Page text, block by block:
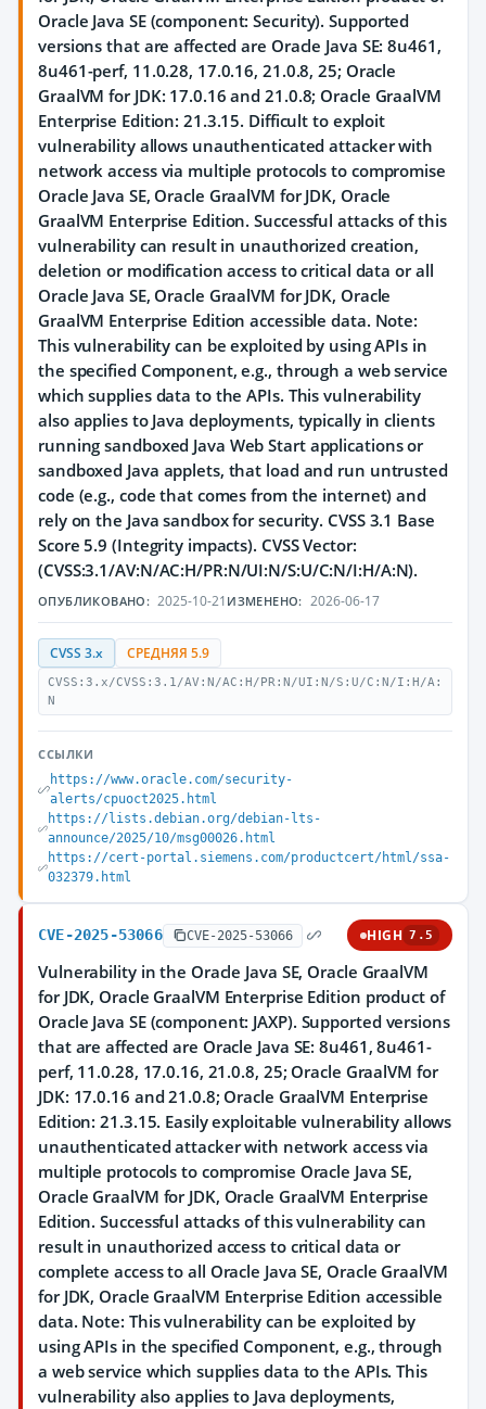
Oracle Java SE (component: Security). Supported
versions that are affected are Oracle Java SE: 8u461,
8u461-perf, 11.0.28, 17.0.16, 21.0.8, 25; Oracle
GraalVM for JDK: 17.0.16 and 21.0.8; Oracle GraalVM
Enterprise Edition: 21.3.15. Difficult to exploit
vulnerability allows unauthenticated attacker with
network access via multiple protocols to compromise
Oracle Java SE, Oracle GraalVM for JDK, Oracle
GraalVM Enterprise Edition. Successful attacks of this
vulnerability can result in unauthorized creation,
deletion or modification access to critical data or all
Oracle Java SE, Oracle GraalVM for JDK, Oracle
GraalVM Enterprise Edition accessible data. Note:
This vulnerability can be exploited by using APIs in
the specified Component, e.g., through a web service
which supplies data to the APIs. This vulnerability
also applies to Java deployments, typically in clients
running sandboxed Java Web Start applications or
sandboxed Java applets, that load and run untrusted
code (e.g., code that comes from the internet) and
rely on the Java sandbox for security. CVSS 3.1 Base
Score 5.9 (Integrity impacts). CVSS Vector:
(CVSS:3.1/AV:N/AC:H/PR:N/UI:N/S:U/C:N/I:H/A:N).
ОПУБЛИКОВАНО: 2025-10-21 ИЗМЕНЕНО: 2026-06-17
CVSS 3.x СРЕДНЯЯ 5.9
CVSS:3.x/CVSS:3.1/AV:N/AC:H/PR:N/UI:N/S:U/C:N/I:H/A:
N
ССЫЛКИ
https://www.oracle.com/security-
alerts/cpuoct2025.html
https://lists.debian.org/debian-lts-
announce/2025/10/msg00026.html
https://cert-portal.siemens.com/productcert/html/ssa-
032379.html
CVE-2025-53066 CVE-2025-53066 HIGH 7.5
Vulnerability in the Oracle Java SE, Oracle GraalVM
for JDK, Oracle GraalVM Enterprise Edition product of
Oracle Java SE (component: JAXP). Supported versions
that are affected are Oracle Java SE: 8u461, 8u461-
perf, 11.0.28, 17.0.16, 21.0.8, 25; Oracle GraalVM for
JDK: 17.0.16 and 21.0.8; Oracle GraalVM Enterprise
Edition: 21.3.15. Easily exploitable vulnerability allows
unauthenticated attacker with network access via
multiple protocols to compromise Oracle Java SE,
Oracle GraalVM for JDK, Oracle GraalVM Enterprise
Edition. Successful attacks of this vulnerability can
result in unauthorized access to critical data or
complete access to all Oracle Java SE, Oracle GraalVM
for JDK, Oracle GraalVM Enterprise Edition accessible
data. Note: This vulnerability can be exploited by
using APIs in the specified Component, e.g., through
a web service which supplies data to the APIs. This
vulnerability also applies to Java deployments,